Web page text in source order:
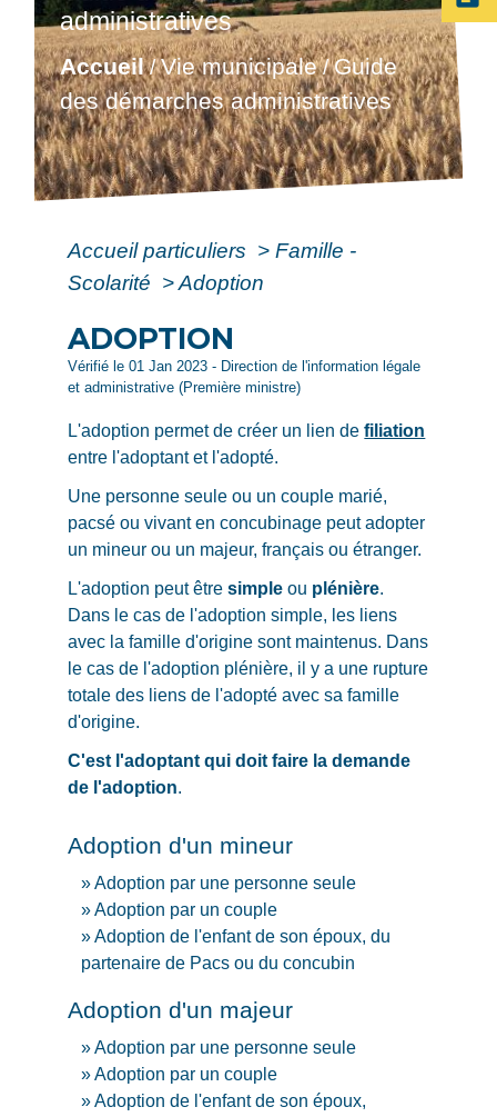
administratives
Accueil/Vie municipale/Guide
des démarches administratives
Accueil particuliers > Famille -
Scolarité >Adoption
ADOPTION
Vérifié le 01 Jan 2023 - Direction de l'information légale
et administrative (Première ministre)
L'adoption permet de créer un lien defiliation
entre l'adoptant et l'adopté.
Une personne seule ou un couple marié,
pacsé ou vivant en concubinage peut adopter
un mineur ou un majeur, français ou étranger.
L'adoption peut êtresimple ou plénière.
Dans le cas de l'adoption simple, les liens
avec la famille d'origine sont maintenus. Dans
le cas de l'adoption plénière, il y a une rupture
totale des liens de l'adopté avec sa famille
d'origine.
C'est l'adoptant qui doit faire la demande
de l'adoption.
Adoption d'un mineur
Adoption par une personne seule
Adoption par un couple
Adoption de l'enfant de son époux, du
partenaire de Pacs ou du concubin
Adoption d'un majeur
Adoption par une personne seule
Adoption par un couple
Adoption de l'enfant de son époux,